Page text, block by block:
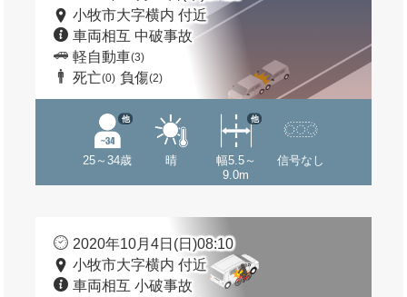
小牧市大字横内 付近
車両相互 中破事故
軽自動車(3)
死亡(0) 負傷(2)
25～34歳
他
晴
幅5.5～
9.0m
他
信号なし
2020年10月4日(日)08:10
小牧市大字横内 付近
車両相互 小破事故